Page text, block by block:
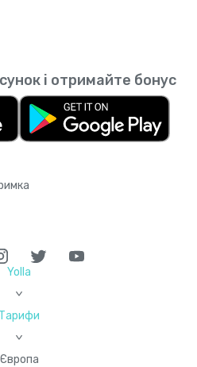
і отримайте бонус
Yolla
>
Тарифи
>
Європа